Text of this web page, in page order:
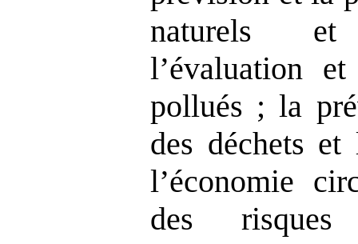
naturels
l’évaluation
pollués ; la
des déchets et
l’économie
des